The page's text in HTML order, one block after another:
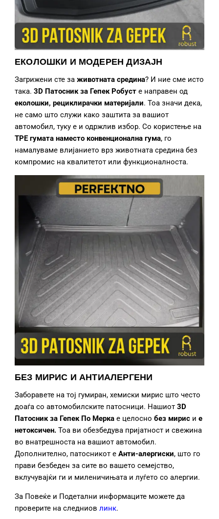
ЕКОЛОШКИ И МОДЕРЕН ДИЗАЈН
Загрижени сте за животната средина? И ние сме исто
така. 3D Патосник за Гепек Робуст е направен од
еколошки, рециклирачки материјали. Тоа значи дека,
не само што служи како заштита за вашиот
автомобил, туку е и одржлив избор. Со користење на
TPE гумата наместо конвенционална гума, го
намалуваме влијанието врз животната средина без
компромис на квалитетот или функционалноста.
БЕЗ МИРИС И АНТИАЛЕРГЕНИ
Заборавете на тој гумиран, хемиски мирис што често
доаѓа со автомобилските патосници. Нашиот 3D
Патосник за ГепекПо Мерка е целосно без мирис и е
нетоксичен. Тоа ви обезбедува пријатност и свежина
во внатрешноста на вашиот автомобил.
Дополнително, патосникот е Анти-алергиски, што го
прави безбеден за сите во вашето семејство,
вклучувајќи ги и миленичињата и луѓето со алергии.
За Повеќе и Подетални информаците можете да
проверите на следниов линк.